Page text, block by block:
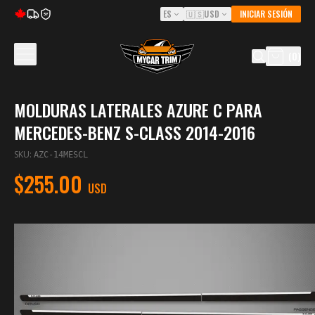
5Y ES 🇺🇸USD INICIAR SESIÓN
MOLDURAS LATERALES AZURE C PARA
MERCEDES-BENZ S-CLASS 2014-2016
SKU: AZC-14MESCL
$255.00 USD